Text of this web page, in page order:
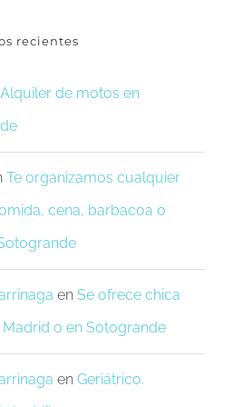
recientes
Alquiler de motos en
Te organizamos cualquier
cena, barbacoa o
en Se ofrece chica
Madrid o en Sotogrande
en Geriátrico.